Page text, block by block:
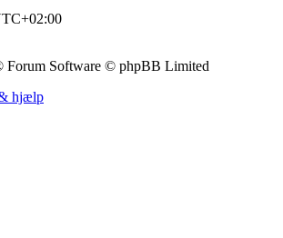
Forum Software © phpBB Limited
hjælp